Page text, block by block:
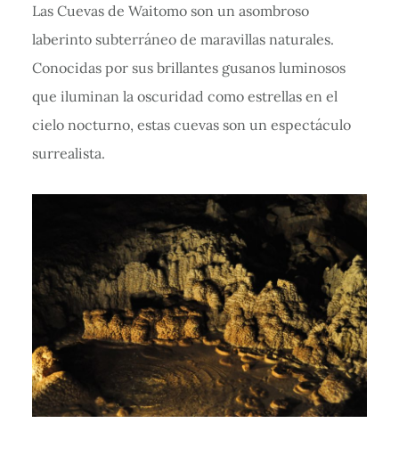
Las Cuevas de Waitomo son un asombroso
laberinto subterráneo de maravillas naturales.
Conocidas por sus brillantes gusanos luminosos
que iluminan la oscuridad como estrellas en el
cielo nocturno, estas cuevas son un espectáculo
surrealista.